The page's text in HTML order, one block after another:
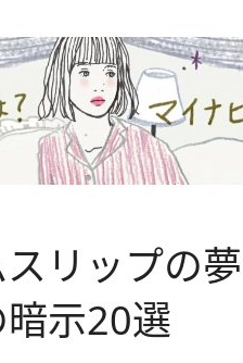
スリップの
示20選